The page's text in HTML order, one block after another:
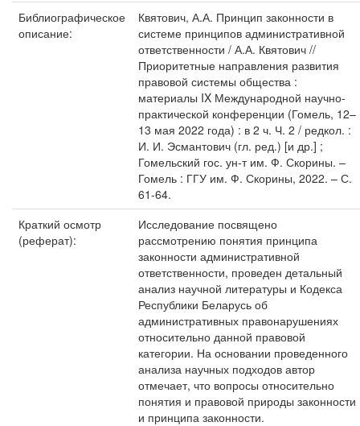
Библиографическое
описание:
Квятович, А.А. Принцип законности в
системе принципов административной
ответственности / А.А. Квятович //
Приоритетные направления развития
правовой системы общества :
материалы IX Международной научно-
практической конференции (Гомель, 12–
13 мая 2022 года) : в 2 ч. Ч. 2 / редкол. :
И. И. Эсмантович (гл. ред.) [и др.] ;
Гомельский гос. ун-т им. Ф. Скорины. –
Гомель : ГГУ им. Ф. Скорины, 2022. – С.
61-64.
Краткий осмотр
(реферат):
Исследование посвящено
рассмотрению понятия принципа
законности административной
ответственности, проведен детальный
анализ научной литературы и Кодекса
Республики Беларусь об
административных правонарушениях
относительно данной правовой
категории. На основании проведенного
анализа научных подходов автор
отмечает, что вопросы относительно
понятия и правовой природы законности
и принципа законности.